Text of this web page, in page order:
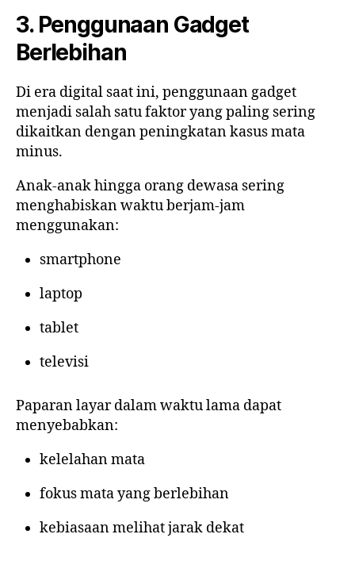
3. Penggunaan Gadget
Berlebihan
Di era digital saat ini, penggunaan gadget
menjadi salah satu faktor yang paling sering
dikaitkan dengan peningkatan kasus mata
minus.
Anak-anak hingga orang dewasa sering
menghabiskan waktu berjam-jam
menggunakan:
smartphone
laptop
tablet
televisi
Paparan layar dalam waktu lama dapat
menyebabkan:
kelelahan mata
fokus mata yang berlebihan
kebiasaan melihat jarak dekat